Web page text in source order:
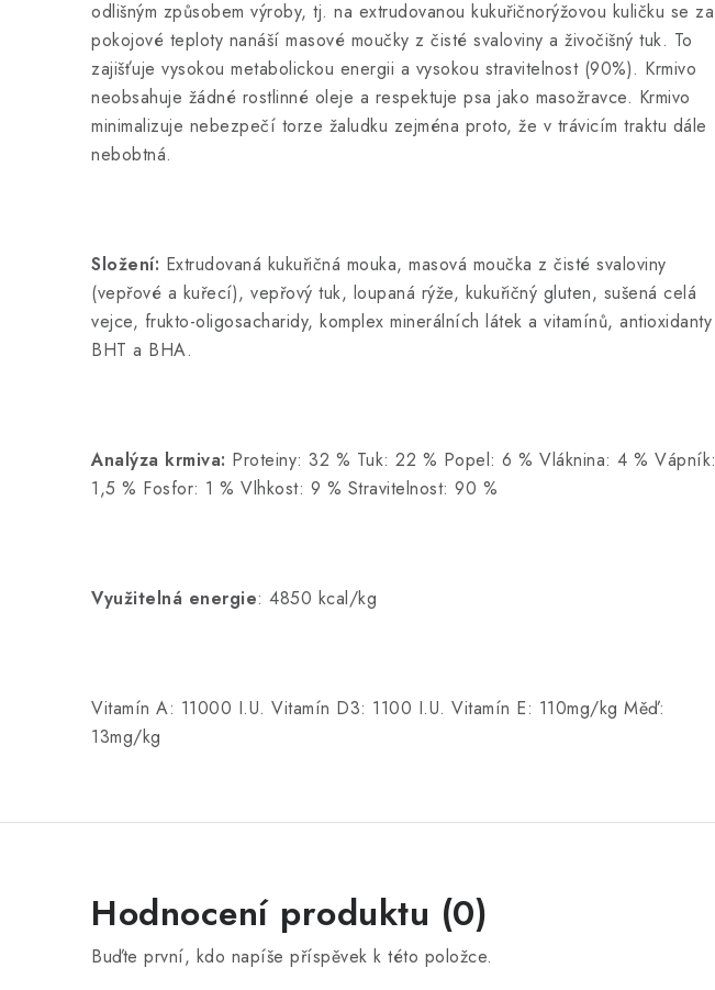
odlišným způsobem výroby, tj. na extrudovanou kukuřičnorýžovou kuličku se za
pokojové teploty nanáší masové moučky z čisté svaloviny a živočišný tuk. To
zajišťuje vysokou metabolickou energii a vysokou stravitelnost (90%). Krmivo
neobsahuje žádné rostlinné oleje a respektuje psa jako masožravce. Krmivo
minimalizuje nebezpečí torze žaludku zejména proto, že v trávicím traktu dále
nebobtná.
Složení: Extrudovaná kukuřičná mouka, masová moučka z čisté svaloviny
(vepřové a kuřecí), vepřový tuk, loupaná rýže, kukuřičný gluten, sušená celá
vejce, frukto-oligosacharidy, komplex minerálních látek a vitamínů, antioxidanty
BHT a BHA.
Analýza krmiva: Proteiny: 32 % Tuk: 22 % Popel: 6 % Vláknina: 4 % Vápník:
1,5 % Fosfor: 1 % Vlhkost: 9 % Stravitelnost: 90 %
Využitelná energie: 4850 kcal/kg
Vitamín A: 11000 I.U. Vitamín D3: 1100 I.U. Vitamín E: 110mg/kg Měď:
13mg/kg
Hodnocení produktu (0)
Buďte první, kdo napíše příspěvek k této položce.